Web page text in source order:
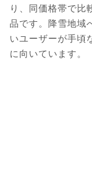
り、同価格帯で比
品です。降雪地域
いユーザーが手頃
に向いています。